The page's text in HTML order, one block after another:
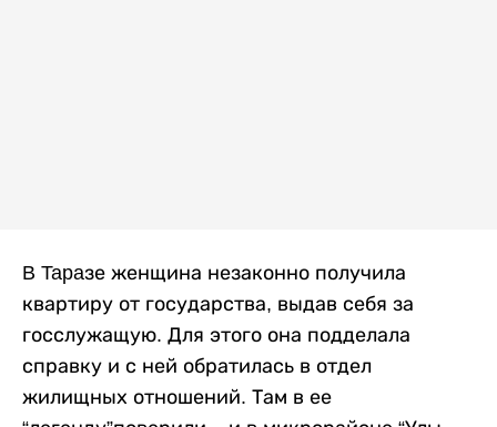
B Tapaзе женщина незаконно получила
квартиру от государства, выдав себя за
госслужащую. Для этого она подделала
справку и с ней обратилась в отдел
жилищных отношений. Там в ее